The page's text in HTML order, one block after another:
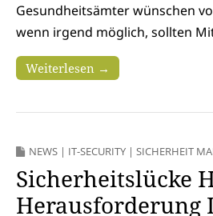
Gesundheitsämter wünschen
wenn irgend möglich, sollten
Weiterlesen →
NEWS | IT-SECURITY | SICHERHEIT
Sicherheitslücke
Herausforderung